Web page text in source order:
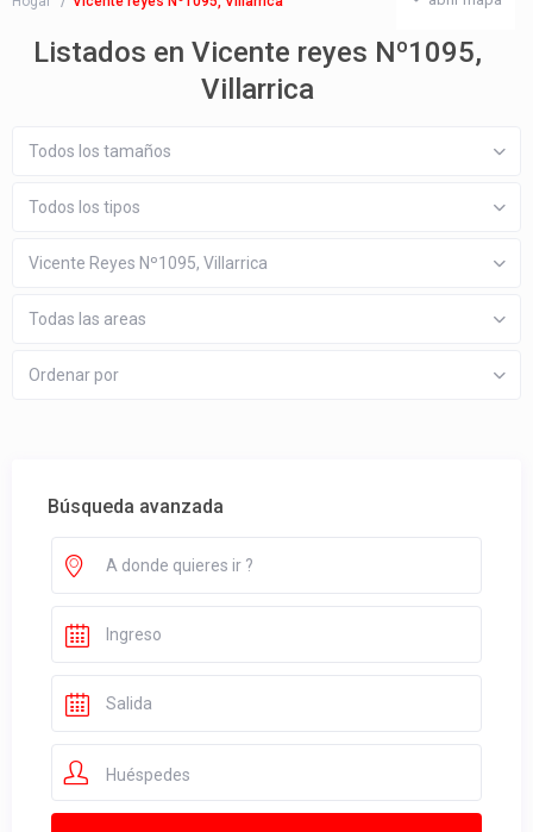
Listados en Vicente reyes Nº1095,
Villarrica
Todos los tamaños
Todos los tipos
Vicente Reyes Nº1095, Villarrica
Todas las areas
Ordenar por
Búsqueda avanzada
Huéspedes